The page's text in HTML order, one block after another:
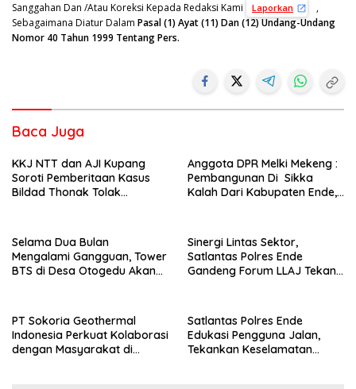
Sanggahan Dan /Atau Koreksi Kepada Redaksi Kami
Laporkan
,
Sebagaimana Diatur Dalam Pasal (1) Ayat (11) Dan (12) Undang-Undang
Nomor 40 Tahun 1999 Tentang Pers.
Baca Juga
KKJ NTT dan AJI Kupang
Soroti Pemberitaan Kasus
Bildad Thonak Tolak
Anggota DPR Melki Mekeng :
Pembangunan Di Sikka
Kalah Dari Kabupaten Ende,
Selama Dua Bulan
Mengalami Gangguan, Tower
BTS di Desa Otogedu Akan
Sinergi Lintas Sektor,
Satlantas Polres Ende
Gandeng Forum LLAJ Tekan
PT Sokoria Geothermal
Indonesia Perkuat Kolaborasi
dengan Masyarakat di
Satlantas Polres Ende
Edukasi Pengguna Jalan,
Tekankan Keselamatan